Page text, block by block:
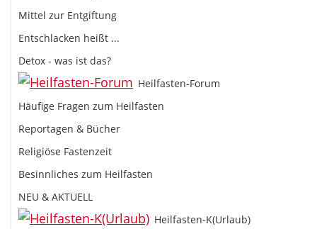
Mittel zur Entgiftung
Entschlacken heißt ...
Detox - was ist das?
Heilfasten-Forum
Häufige Fragen zum Heilfasten
Reportagen & Bücher
Religiöse Fastenzeit
Besinnliches zum Heilfasten
NEU & AKTUELL
Heilfasten-K(Urlaub)